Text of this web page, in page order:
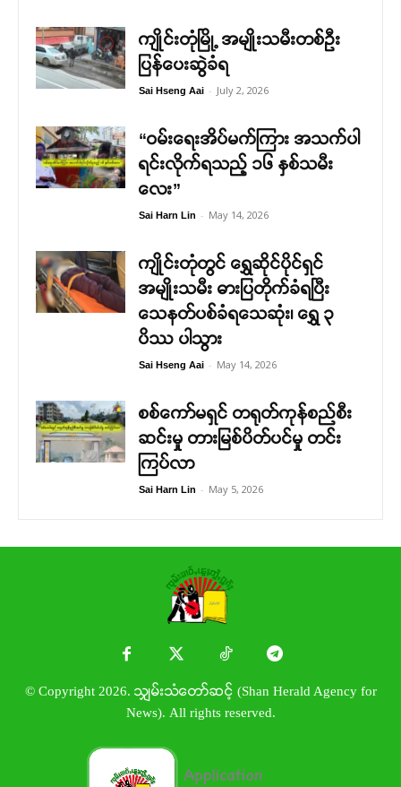
ကျိုင်းတုံမြို့ အမျိုးသမီးတစ်ဦး
ပြန်ပေးဆွဲခံရ
Sai Hseng Aai - July 2, 2026
“ဝမ်းရေးအိပ်မက်ကြား အသက်ပါ
ရင်းလိုက်ရသည့် ၁၆ နှစ်သမီး
လေး”
Sai Harn Lin - May 14, 2026
ကျိုင်းတုံတွင် ရွှေဆိုင်ပိုင်ရှင်
အမျိုးသမီး ဓားပြတိုက်ခံရပြီး
သေနတ်ပစ်ခံရသေဆုံး၊ ရွှေ ၃
ပိဿ ပါသွား
Sai Hseng Aai - May 14, 2026
စစ်ကော်မရှင် တရုတ်ကုန်စည်စီး
ဆင်းမှု တားမြစ်ပိတ်ပင်မှု တင်း
ကြပ်လာ
Sai Harn Lin - May 5, 2026
© Copyright 2026. သျှမ်းသံတော်ဆင့် (Shan Herald Agency for
News). All rights reserved.